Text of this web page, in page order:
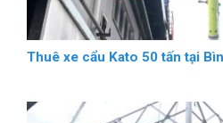
Thuê xe cẩu Kato 50 tấn tại